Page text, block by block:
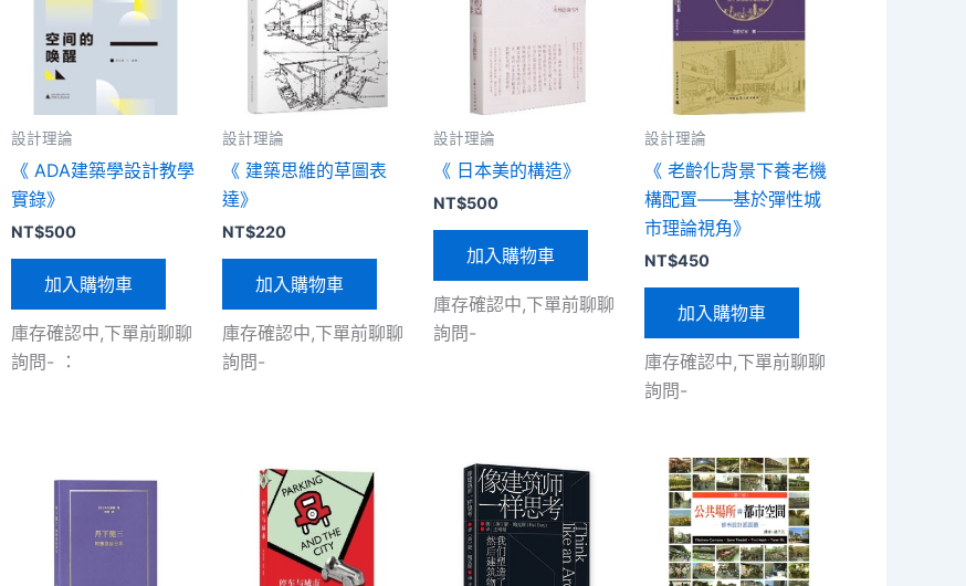
設計理論
《 ADA建築學設計教學
實錄》
NT$500
加入購物車
庫存確認中,下單前聊聊
詢問- ：
設計理論
《 建築思維的草圖表
達》
NT$220
加入購物車
庫存確認中,下單前聊聊
詢問-
設計理論
《 日本美的構造》
NT$500
加入購物車
庫存確認中,下單前聊聊
詢問-
設計理論
《 老齡化背景下養老機
構配置——基於彈性城
市理論視角》
NT$450
加入購物車
庫存確認中,下單前聊聊
詢問-